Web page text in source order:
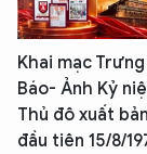
Khai mạc
Báo- Ảnh Kỷ
Thủ đô xuất
đầu tiên 15/8/